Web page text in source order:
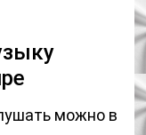
можно в